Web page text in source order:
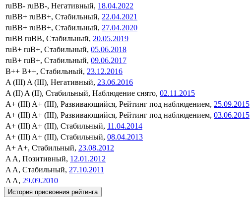
ruBB- ruBB-, Негативный, 18.04.2022
ruBB+ ruBB+, Стабильный, 22.04.2021
ruBB+ ruBB+, Стабильный, 27.04.2020
ruBB ruBB, Стабильный, 20.05.2019
ruB+ ruB+, Стабильный, 05.06.2018
ruB+ ruB+, Стабильный, 09.06.2017
B++ B++, Стабильный, 23.12.2016
A (III) A (III), Негативный, 23.06.2016
A (II) A (II), Стабильный, Наблюдение снято, 02.11.2015
A+ (III) A+ (III), Развивающийся, Рейтинг под наблюдением, 25.09.2015
A+ (III) A+ (III), Развивающийся, Рейтинг под наблюдением, 03.06.2015
A+ (III) A+ (III), Стабильный, 11.04.2014
A+ (III) A+ (III), Стабильный, 08.04.2013
A+ A+, Стабильный, 23.08.2012
A A, Позитивный, 12.01.2012
A A, Стабильный, 27.10.2011
A A, 29.09.2010
История присвоения рейтинга